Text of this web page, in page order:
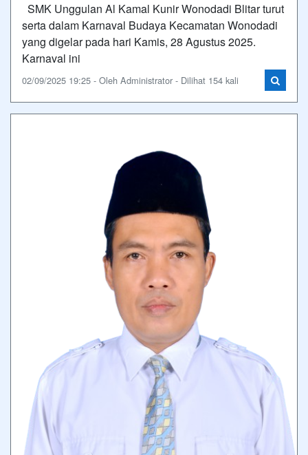
SMK Unggulan Al Kamal Kunir Wonodadi Blitar turut
serta dalam Karnaval Budaya Kecamatan Wonodadi
yang digelar pada hari Kamis, 28 Agustus 2025.
Karnaval ini
02/09/2025 19:25 - Oleh Administrator - Dilihat 154 kali